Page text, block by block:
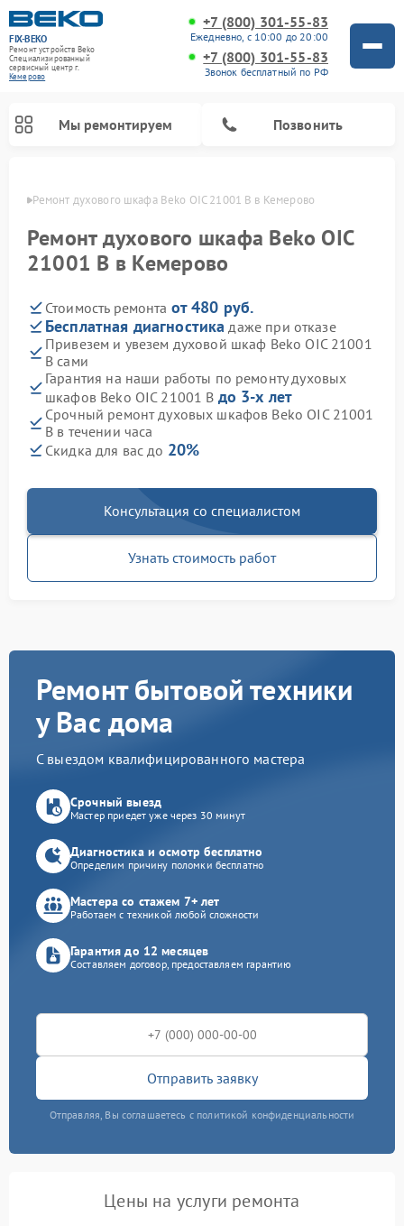
FIX-BEKO
Ремонт устройств Beko
Специализированный
cервисный центр г.
Кемерово
+7 (800) 301-55-83
Ежедневно, с 10:00 до 20:00
+7 (800) 301-55-83
Звонок бесплатный по РФ
Мы ремонтируем Позвонить
Ремонт духового шкафа Beko OIC 21001 B в Кемерово
Ремонт духового шкафа Beko OIC
21001 B в Кемерово
Стоимость ремонта от 480 руб.
Бесплатная диагностика даже при отказе
Привезем и увезем духовой шкаф Beko OIC 21001
B сами
Гарантия на наши работы по ремонту духовых
шкафов Beko OIC 21001 B до 3-х лет
Срочный ремонт духовых шкафов Beko OIC 21001
B в течении часа
Скидка для вас до 20%
Консультация со специалистом
Узнать стоимость работ
Ремонт бытовой техники
у Вас дома
С выездом квалифицированного мастера
Срочный выезд
Мастер приедет уже через 30 минут
Диагностика и осмотр бесплатно
Определим причину поломки бесплатно
Мастера со стажем 7+ лет
Работаем с техникой любой сложности
Гарантия до 12 месяцев
Составляем договор, предоставляем гарантию
Отправить заявку
Отправляя, Вы соглашаетесь с политикой конфиденциальности
Цены на услуги ремонта